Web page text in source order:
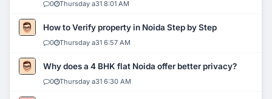
0 Thursday a31 8:01 AM
How to Verify property in Noida Step by Step
0 Thursday a31 6:57 AM
Why does a 4 BHK flat Noida offer better privacy?
0 Thursday a31 6:30 AM